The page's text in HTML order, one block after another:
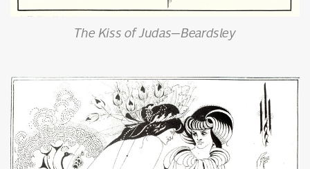
The Kiss of Judas—Beardsley